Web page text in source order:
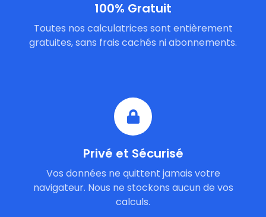
100% Gratuit
Toutes nos calculatrices sont entièrement
gratuites, sans frais cachés ni abonnements.
Privé et Sécurisé
Vos données ne quittent jamais votre
navigateur. Nous ne stockons aucun de vos
calculs.